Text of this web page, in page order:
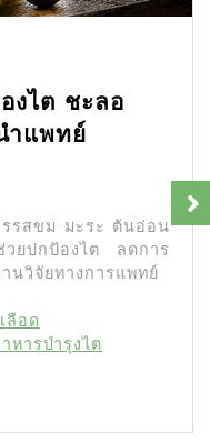
งไต ชะลอ
ำแพทย์
รรสขม มะระ ต้นอ่อน
ยปกป้องไต ลดการ
นวิจัยทางการแพทย์
ลือด
หารบำรุงไต